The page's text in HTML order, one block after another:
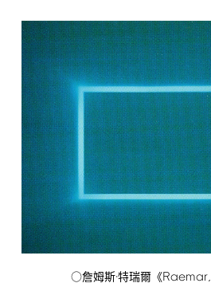
○詹姆斯·特瑞爾《Raemar,